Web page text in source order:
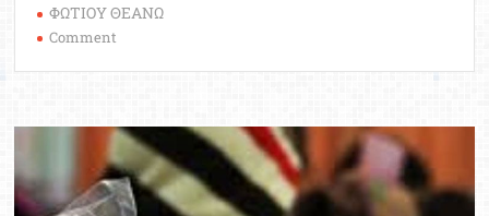
ΦΩΤΙΟΥ ΘΕΑΝΩ
Comment
βουλή
καλείται
να
νομιμοποιήσει